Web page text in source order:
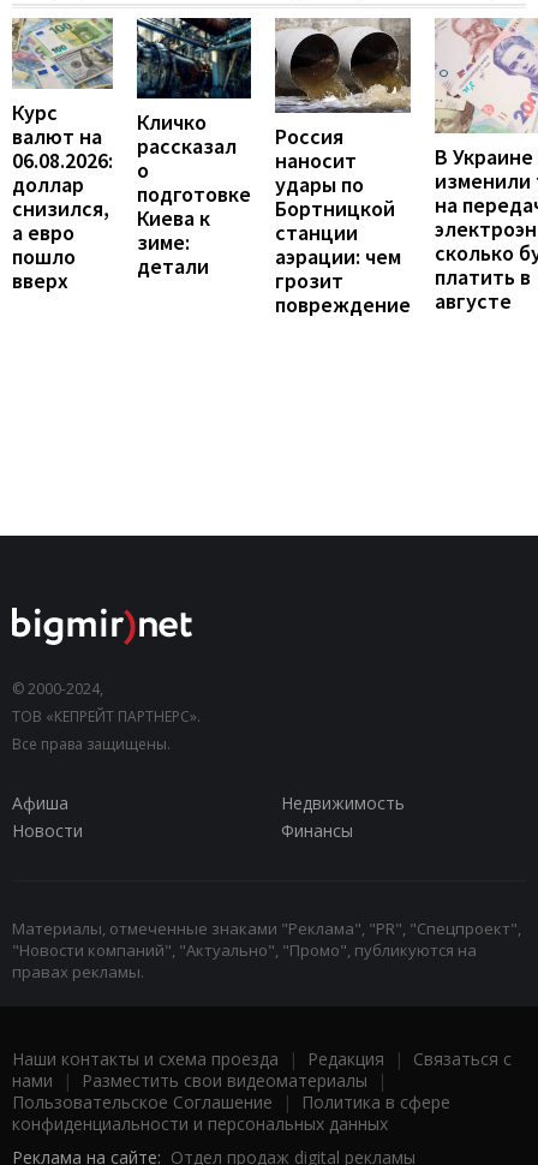
Курс
валют на
06.08.2026:
доллар
снизился,
а евро
пошло
вверх
Кличко
рассказал
о
подготовке
Киева к
зиме:
детали
Россия
наносит
удары по
Бортницкой
станции
аэрации: чем
грозит
повреждение
В Украине
на
сколько
платить в
августе
© 2000-2024,
ТОВ «КЕПРЕЙТ ПАРТНЕРС».
Все права защищены.
Афиша
Недвижимость
Новости
Финансы
Материалы, отмеченные знаками "Реклама", "PR", "Спецпроект",
"Новости компаний", "Актуально", "Промо", публикуются на
правах рекламы.
Наши контакты и схема проезда | Редакция | Связаться с
нами | Разместить свои видеоматериалы |
Пользовательское Соглашение |
Политика в сфере
конфиденциальности и персональных данных
Реклама на сайте: Отдел продаж digital рекламы